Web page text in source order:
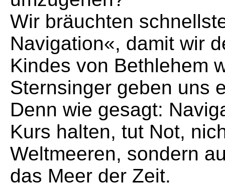
Wir bräuchten
Navigation«, damit wir
Kindes von Bethlehem
Sternsinger geben uns
Denn wie gesagt:
Kurs halten, tut Not,
Weltmeeren, sondern
das Meer der Zeit.